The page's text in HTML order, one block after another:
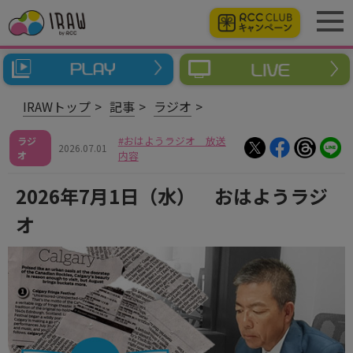
IRAWトップ 記事 ラジオ
ラジ
オ
2026.07.01
おはようラジオ 放送
内容
2026年7月1日（水） おはようラジ
オ